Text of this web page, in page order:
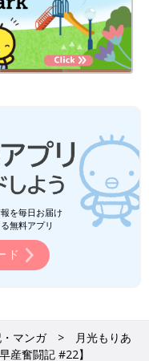
販売中！
を毎日お届け
無料アプリ
ド
マンガ
月光もりあ
産奮闘記 #22】